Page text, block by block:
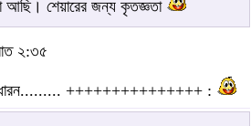
শেয়ারের জন্য কৃতজ্ঞতা
২:৩৫
+++++++++++++++ :